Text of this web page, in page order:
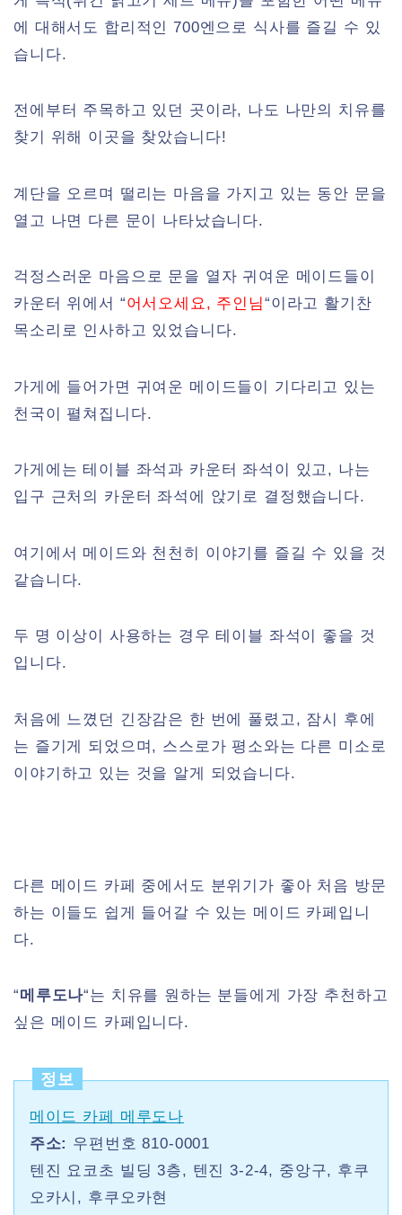
에 대해서도 합리적인 700엔으로 식사를 즐길 수 있
습니다.
전에부터 주목하고 있던 곳이라, 나도 나만의 치유를
찾기 위해 이곳을 찾았습니다!
계단을 오르며 떨리는 마음을 가지고 있는 동안 문을
열고 나면 다른 문이 나타났습니다.
걱정스러운 마음으로 문을 열자 귀여운 메이드들이
카운터 위에서 “어서오세요, 주인님“이라고 활기찬
목소리로 인사하고 있었습니다.
가게에 들어가면 귀여운 메이드들이 기다리고 있는
천국이 펼쳐집니다.
가게에는 테이블 좌석과 카운터 좌석이 있고, 나는
입구 근처의 카운터 좌석에 앉기로 결정했습니다.
여기에서 메이드와 천천히 이야기를 즐길 수 있을 것
같습니다.
두 명 이상이 사용하는 경우 테이블 좌석이 좋을 것
입니다.
처음에 느꼈던 긴장감은 한 번에 풀렸고, 잠시 후에
는 즐기게 되었으며, 스스로가 평소와는 다른 미소로
이야기하고 있는 것을 알게 되었습니다.
다른 메이드 카페 중에서도 분위기가 좋아 처음 방문
하는 이들도 쉽게 들어갈 수 있는 메이드 카페입니
다.
“메루도나“는 치유를 원하는 분들에게 가장 추천하고
싶은 메이드 카페입니다.
정보
메이드 카페 메루도나
주소: 우편번호 810-0001
텐진 요코초 빌딩 3층, 텐진 3-2-4, 중앙구, 후쿠
오카시, 후쿠오카현